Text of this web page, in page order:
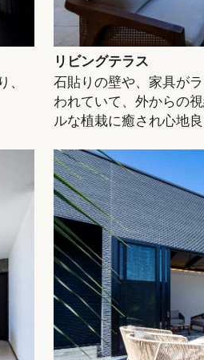
、
リビングテラス
石貼りの壁や、家具が
われていて、外からの
ルな植栽に癒され心地良